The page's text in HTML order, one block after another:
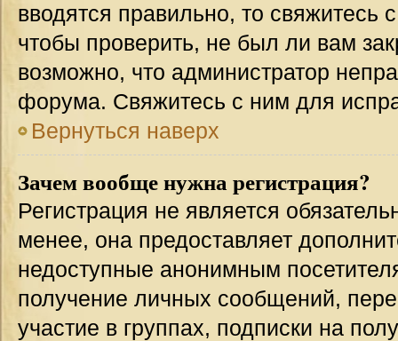
вводятся правильно, то
чтобы проверить, не был ли вам
возможно, что администратор
форума. Свяжитесь с ним для
Вернуться наверх
Зачем вообще нужна регистрация?
Регистрация не является
менее, она предоставляет
недоступные анонимным
получение личных сообщений,
участие в группах, подписки на